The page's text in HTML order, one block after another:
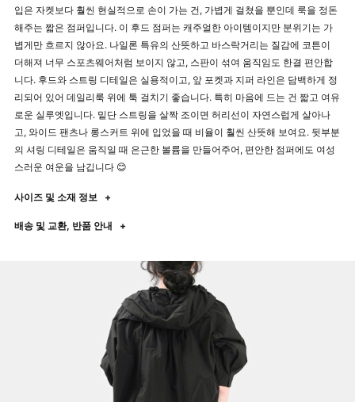
입은 자켓보다 훨씬 현실적으로 손이 가는 건, 가볍게 걸쳤을 뿐인데 룩을 정돈
해주는 짧은 점퍼입니다. 이 후드 점퍼는 캐주얼한 아이템이지만 분위기는 가
볍게만 흐르지 않아요. 나일론 특유의 산뜻하고 바스락거리는 질감에 코튼이
더해져 너무 스포츠웨어처럼 보이지 않고, 스판이 섞여 움직임도 한결 편안합
니다. 후드와 스트링 디테일은 실용적이고, 앞 포켓과 지퍼 라인은 담백하게 정
리되어 있어 데일리룩 위에 툭 걸치기 좋습니다. 특히 마음에 드는 건 짧고 여유
로운 실루엣입니다. 밑단 스트링을 살짝 조이면 허리선이 자연스럽게 살아나
고, 와이드 팬츠나 롱스커트 위에 입었을 때 비율이 훨씬 산뜻해 보여요. 뒷부분
의 셔링 디테일은 움직일 때 은근한 볼륨을 만들어주어, 편안한 점퍼에도 여성
스러운 여운을 남깁니다 😊
사이즈 및 소재 정보 +
배송 및 교환, 반품 안내 +